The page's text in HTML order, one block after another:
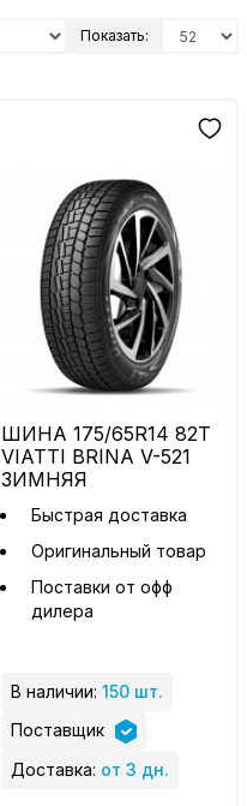
Показать:
ШИНА 175/65R14 82T
VIATTI BRINA V-521
ЗИМНЯЯ
Быстрая доставка
Оригинальный товар
Поставки от офф
дилера
В наличии: 150 шт.
Поставщик
Доставка: от 3 дн.